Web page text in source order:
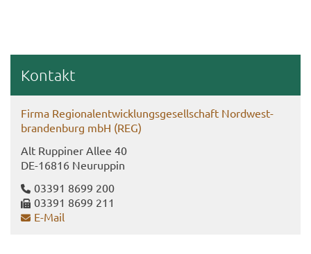
Kon­takt
Firma Re­gio­nal­ent­wick­lungs­ge­sell­schaft Nord­west­
bran­den­burg mbH (REG)
Alt Rup­pi­ner Allee 40
DE-​16816 Neu­rup­pin
03391 8699 200
03391 8699 211
E-​Mail